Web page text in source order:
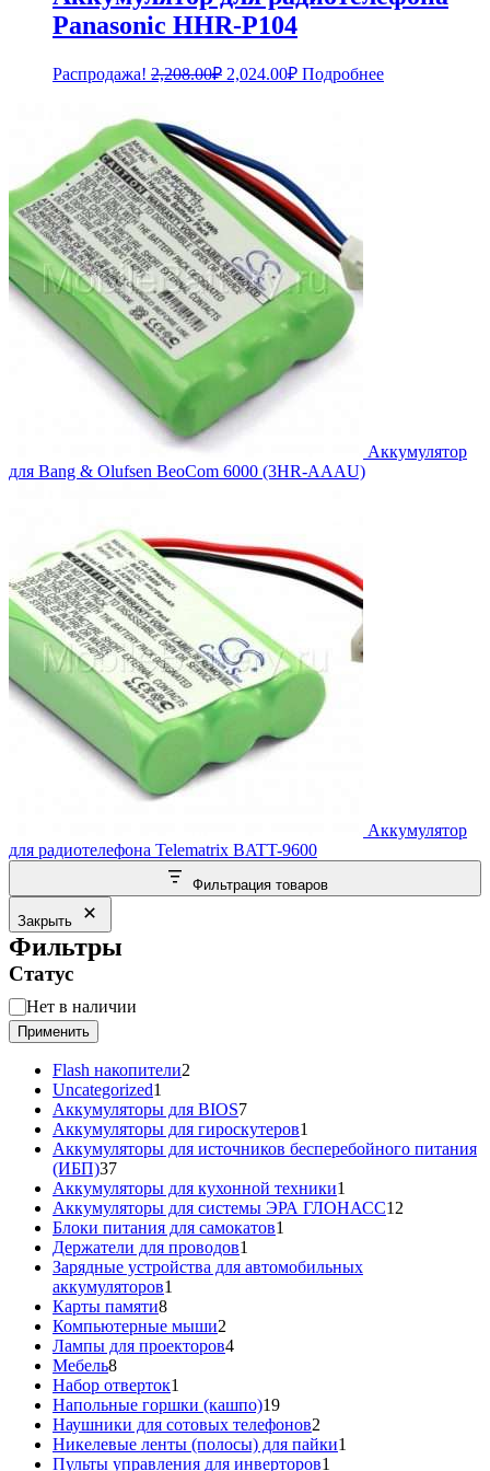
Panasonic HHR-P104
Распродажа! 2,208.00₽ Первоначальная
2,024.00₽Текущая
Подробнее
Аккумулятор
для Bang & Olufsen BeoCom 6000 (3HR-AAAU)
Аккумулятор
для радиотелефона Telematrix BATT-9600
Фильтрация товаров
Закрыть
Фильтры
Статус
Статус
Нет в наличии
Применить
Flash накопители2
Uncategorized1
товар
Аккумуляторы для BIOS77
товаров
Аккумуляторы для гироскутеров1
товар
Аккумуляторы для источников бесперебойного питания
(ИБП)3737
товаров
Аккумуляторы для кухонной техники1
товар
Аккумуляторы для системы ЭРА ГЛОНАСС12
Блоки питания для самокатов1
Держатели для проводов1
товар
Зарядные устройства для автомобильных
аккумуляторов1
Карты памяти88
товаров
Компьютерные мыши2
товара
Лампы для проекторов44
Мебель88
товаров
Набор отверток1
товар
Напольные горшки (кашпо)1919
товаров
Наушники для сотовых телефонов2
товара
Никелевые ленты (полосы) для пайки1
Пульты управления для инверторов1